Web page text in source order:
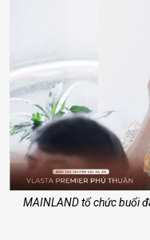
MAINLAND tổ chức buổi